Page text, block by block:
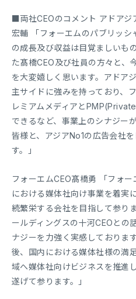
■両社CEOのコメント アドアジ
宏輔 「フォーエムのパブリッシ
の成長及び収益は目覚ましいも
た髙橋CEO及び社員の方々と、
を大変嬉しく思います。アドア
主サイドに強みを持っており、
レミアムメディアと
できるなど、事業上のシナジー
皆様と、アジアNo1の広告会社
す。」
フォーエムCEO髙橋勇 「フォ
における媒体社向け事業を着実
続繁栄する会社を目指して参り
ールディングスの十河CEOとの
ナジーを力強く実感しておりま
後、国内における媒体社様の満
域へ媒体社向けビジネスを推進
遂げて参ります。」